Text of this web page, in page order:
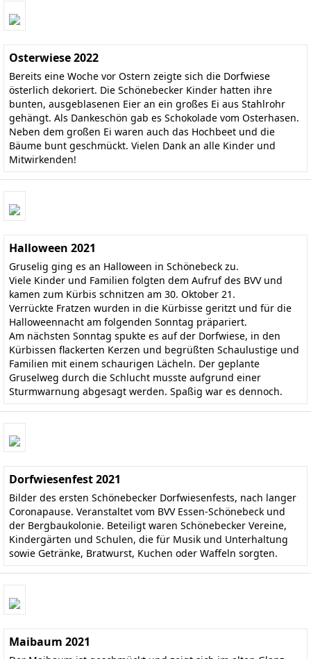
Osterwiese 2022
Bereits eine Woche vor Ostern zeigte sich die Dorfwiese
österlich dekoriert. Die Schönebecker Kinder hatten ihre
bunten, ausgeblasenen Eier an ein großes Ei aus Stahlrohr
gehängt. Als Dankeschön gab es Schokolade vom Osterhasen.
Neben dem großen Ei waren auch das Hochbeet und die
Bäume bunt geschmückt. Vielen Dank an alle Kinder und
Mitwirkenden!
Halloween 2021
Gruselig ging es an Halloween in Schönebeck zu.
Viele Kinder und Familien folgten dem Aufruf des BVV und
kamen zum Kürbis schnitzen am 30. Oktober 21.
Verrückte Fratzen wurden in die Kürbisse geritzt und für die
Halloweennacht am folgenden Sonntag präpariert.
Am nächsten Sonntag spukte es auf der Dorfwiese, in den
Kürbissen flackerten Kerzen und begrüßten Schaulustige und
Familien mit einem schaurigen Lächeln. Der geplante
Gruselweg durch die Schlucht musste aufgrund einer
Sturmwarnung abgesagt werden. Spaßig war es dennoch.
Dorfwiesenfest 2021
Bilder des ersten Schönebecker Dorfwiesenfests, nach langer
Coronapause. Veranstaltet vom BVV Essen-Schönebeck und
der Bergbaukolonie. Beteiligt waren Schönebecker Vereine,
Kindergärten und Schulen, die für Musik und Unterhaltung
sowie Getränke, Bratwurst, Kuchen oder Waffeln sorgten.
Maibaum 2021